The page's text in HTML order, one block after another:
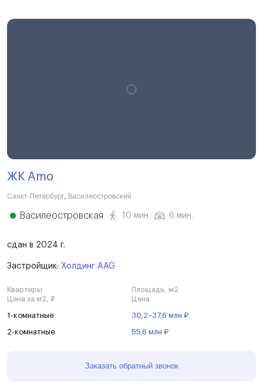
ЖК Amo
Санкт-Петербург, Василеостровский
Василеостровская 10 мин. 6 мин.
сдан в 2024 г.
Застройщик: Холдинг AAG
Квартиры
Площадь, м2
Цена за м2, ₽
Цена
1-комнатные 30,2–37,6 млн ₽
2-комнатные 55,6 млн ₽
Заказать обратный звонок